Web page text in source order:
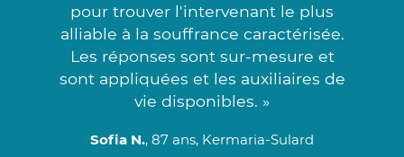
pour trouver l'intervenant le plus
alliable à la souffrance caractérisée.
Les réponses sont sur-mesure et
sont appliquées et les auxiliaires de
vie disponibles. »
Sofia N., 87 ans, Kermaria-Sulard